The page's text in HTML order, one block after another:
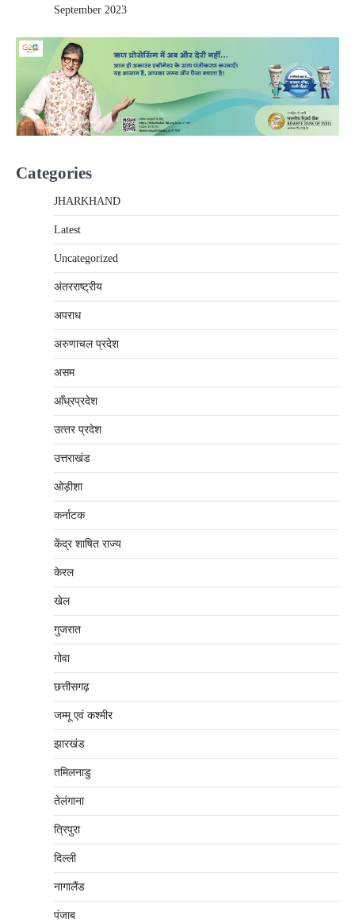
September 2023
Categories
JHARKHAND
Latest
Uncategorized
अंतरराष्‍ट्रीय
अपराध
अरुणाचल प्रदेश
असम
आँध्रप्रदेश
उत्‍तर प्रदेश
उत्तराखंड
ओड़ीशा
कर्नाटक
केंद्र शाषित राज्य
केरल
खेल
गुजरात
गोवा
छत्तीसगढ़
जम्‍मू एवं कश्‍मीर
झारखंड
तमिलनाडु
तेलंगाना
त्रिपुरा
दिल्‍ली
नागालैंड
पंजाब